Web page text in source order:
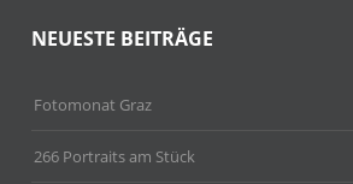
NEUESTE BEITRÄGE
Fotomonat Graz
266 Portraits am Stück